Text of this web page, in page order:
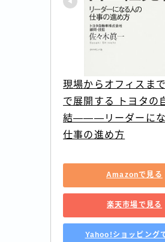
現場からオフィスま
で展開する トヨタの
結―――リーダーにな
仕事の進め方
Amazonで見る
楽天市場で見る
Yahoo!ショッピング